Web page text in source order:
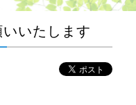
いたします